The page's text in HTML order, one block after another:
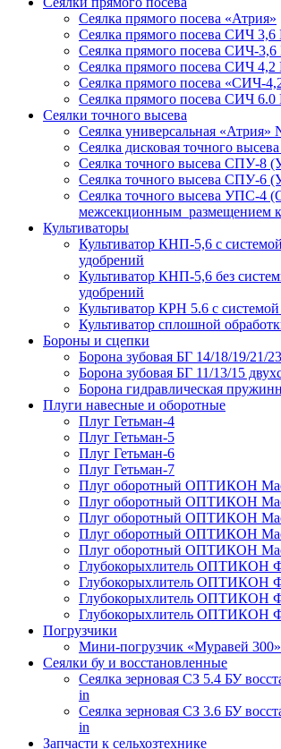
Сеялка прямого посева «Атрия»
Сеялка прямого посева СИЧ 3,6
Сеялка прямого посева СИЧ-
Сеялка прямого посева СИЧ 4,2
Сеялка прямого посева «СИЧ-
Сеялка прямого посева СИЧ
Сеялки точного высева
Сеялка универсальная «Атрия»
Сеялка дисковая точного
Сеялка точного высева СПУ-8
Сеялка точного высева СПУ-6
Сеялка точного высева УПС-4
межсекционным размещением
Культиваторы
Культиватор КНП-5,6 с
удобрений
Культиватор КНП-5,6 без
удобрений
Культиватор КРН 5.6 с
Культиватор сплошной
Бороны и сцепки
Борона зубовая БГ 14/18/19/21/23
Борона зубовая БГ 11/13/15
Борона гидравлическая
Плуги навесные и оборотные
Плуг Гетьман-4
Плуг Гетьман-5
Плуг Гетьман-6
Плуг Гетьман-7
Плуг оборотный ОПТИКОН
Плуг оборотный ОПТИКОН
Плуг оборотный ОПТИКОН
Плуг оборотный ОПТИКОН
Плуг оборотный ОПТИКОН
Глубокорыхлитель ОПТИКОН
Глубокорыхлитель ОПТИКОН
Глубокорыхлитель ОПТИКОН
Глубокорыхлитель ОПТИКОН
Погрузчики
Мини-погрузчик «Муравей
Сеялки бу и восстановленные
Сеялка зерновая СЗ 5.4 БУ
in
Сеялка зерновая СЗ 3.6 БУ
in
Запчасти к сельхозтехнике